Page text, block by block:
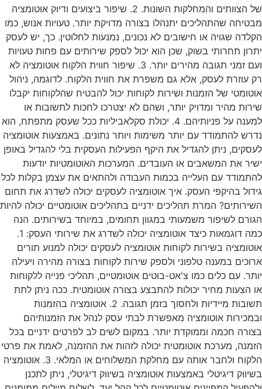
של הצוותים והמחלקות השונות. 2. שיפור ביצועים ודיוק אוטומציה
מבטיחה שהתהליכים יתנהלו בצורה מדויקת יותר. טעויות אנוש, כמו
הקלדה שגויה או חישובים לא נכונים, נמנעות לחלוטין. כך, יש לעסק
יתרון תחרותי בשוק, שכן הוא יכול לספק שירותים עם פחות טעויות
ועם זמני תגובה מהירים יותר. 3. שיפור חווית הלקוח אוטומציה לא
רק עוזרת לעסק, אלא גם משפרת את חווית הלקוח. לדוגמה, ניהול
אוטומטי של הזמנות ושירות לקוחות יכול להבטיח שהלקוחות יקבלו
שירות מהיר ומדויק יותר, ושהם לא יצטרכו לחכות לתשובות או
למענה על פניותיהם. 4. יכולת סקלאביליות ככל שעסק מתפתח, הוא
נדרש להתמודד עם יותר משימות ויותר נתונים. באמצעות אוטומציה
לעסקים, ניתן להגדיל את היקף הפעילות העסקית בלי להגדיל באופן
ישיר את המשאבים או העובדים. המערכות האוטומטיות יודעות
להתמודד עם העלייה בכמות העבודה ולהתאים את עצמן בקלות לכל
גידול בהיקפי העסק. איך אוטומציה לעסקים יכולה לשדרג את תחום
השירותים? המרת תהליכים ידניים בתהליכים אוטומטיים יכולה להיות
הגורם לשיפור משמעותי במגוון תחומים, במיוחד בשירותים. הנה
כמה דוגמאות כיצד אוטומציה יכולה לשדרג את שירותי העסק: 1.
אוטומציה בשירות לקוחות אוטומציה לעסקים יכולה למנוע תורים
ארוכים במענה טלפוני ולספק שירות לקוחות בצורה מהירה ויעילה
יותר. עם כלים כמו צ'אט-בוטים אוטומטיים, תהליכי פנייה ללקוחות
או הצעות מחיר יכולות להתבצע בצורה אוטומטית. ככה ניתן לתת
תשובות מיידיות ולחסוך בזמן תגובה. 2. אוטומציה בהזמנות
ובמכירות אוטומציה מאפשרת לבתי עסק לנהל את הזמנותיהם
בצורה חכמה וממוקדת יותר. במקום לשים לב לפרטים ידניים בכל
הזמנה, מערכת אוטומטית יכולה לזהות את ההזמנה, לאמת את פרטי
הלקוח ולחבר אותה עם מחלקת המשלוחים או המלאי. 3. אוטומציה
בשיווק דיגיטלי באמצעות אוטומציה בשיווק דיגיטלי, ניתן לתכנן